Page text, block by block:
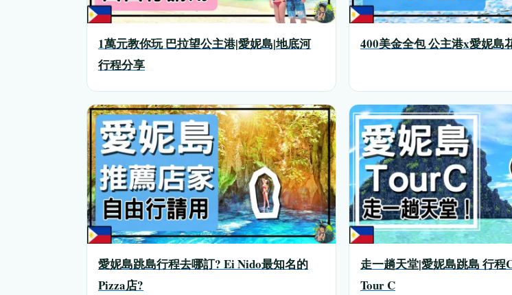
1萬元教你玩 巴拉望公主港|愛妮島|地底河
行程分享
400美金全包 公主港x愛妮島
愛妮島跳島行程去哪訂? Ei Nido最知名的
Pizza店?
走一趟天堂|愛妮島跳島 行程
Tour C